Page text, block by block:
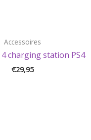
Accessoires
charging station PS4
€29,95